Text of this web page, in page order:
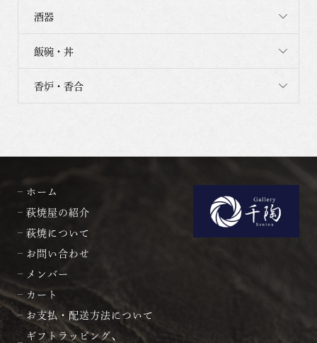
酒器
飯碗・丼
香炉・香合
ホーム
萩焼屋の紹介
萩焼について
お問い合わせ
メンバー
カート
お支払・配送方法について
ギフトラッピング、